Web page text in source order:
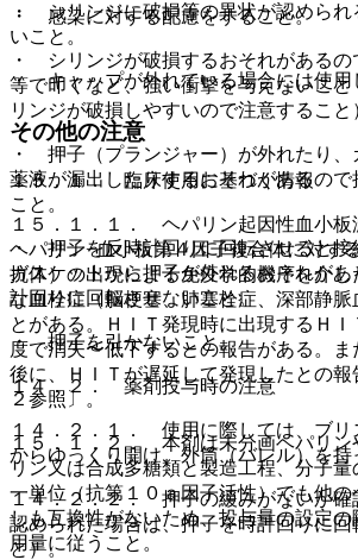
・ シリンジに破損等の異状が認められ
いこと。
・ キャップが外れている場合には使用
その他の注意
１５．１． 臨床使用に基づく情報
１５．１．１． ヘパリン起因性血小板
ヘパリン−血小板第４因子複合体に対す
抗体）の出現による免疫学的機序を介
な血栓症（脳梗塞、肺塞栓症、深部静脈
とがある。ＨＩＴ発現時に出現するＨ
度で消失〜低下するとの報告がある。ま
後に、ＨＩＴが遅延して発現したとの報
２参照〕。
１５．１．２． 本剤は未分画ヘパリン
リン又は合成多糖類と製造工程、分子量
一単位（抗第１０ａ因子活性）でも他
しも互換性がないため、投与量の設定の
用量に従うこと。
・ 感染に対する配慮をすること。
・ シリンジが破損するおそれがあるの
等で叩くなど、強い衝撃を与えないこ
リンジが破損しやすいので注意すること
・ 押子（プランジャー）が外れたり、
薬液が漏出したりするおそれがあるの
こと。
・ 押子を反時計回りに回転させると接
ガスケットから押子が外れるおそれが
計回りに回転させないこと。
・ 押子を引かないこと。
１４．２． 薬剤投与時の注意
１４．２．１． 使用に際しては、ブリ
からゆっくり開け、外筒（バレル）を
１４．２．２． 押子の緩みがないか確
認められた場合は、押子を時計回りに
と）。